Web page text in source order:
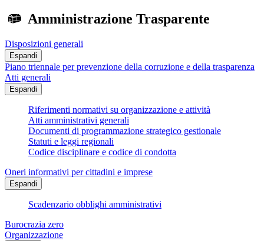
Amministrazione Trasparente
Disposizioni generali
Espandi
Piano triennale per prevenzione della corruzione e della trasparenza
Atti generali
Espandi
Riferimenti normativi su organizzazione e attività
Atti amministrativi generali
Documenti di programmazione strategico gestionale
Statuti e leggi regionali
Codice disciplinare e codice di condotta
Oneri informativi per cittadini e imprese
Espandi
Scadenzario obblighi amministrativi
Burocrazia zero
Organizzazione